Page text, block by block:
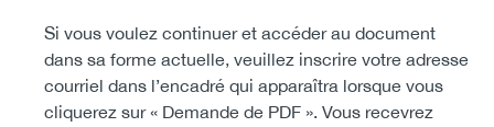
Si vous voulez continuer et accéder au document
dans sa forme actuelle, veuillez inscrire votre adresse
courriel dans l’encadré qui apparaîtra lorsque vous
cliquerez sur « Demande de PDF ». Vous recevrez